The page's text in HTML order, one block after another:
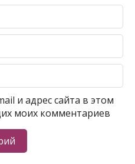
и адрес сайта в этом
моих комментариев